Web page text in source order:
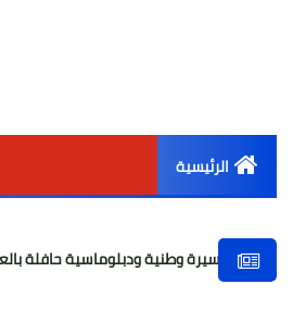
الرئيسية
ودبلوماسية حافلة بالعطاء